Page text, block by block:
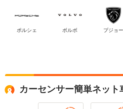
ポルシェ ボルボ プジョー
カーセンサー簡単ネット